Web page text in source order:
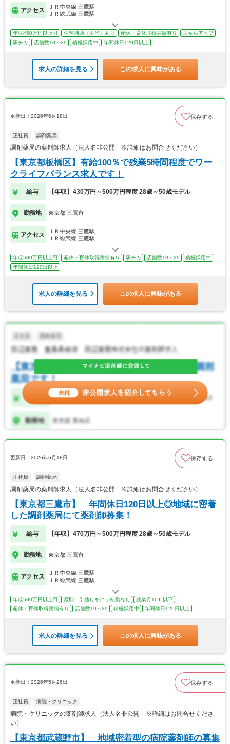
アクセス
ＪＲ中央線 三鷹駅
ＪＲ総武線 三鷹駅
年収450万円以上可 住宅補助（手当）あり 産休・育休取得実績有り
スキルアップ
駅チカ
店舗数10～29 積極採用中 年間休日120日以上
求人の詳細を見る この求人に興味がある
更新日：2026年6月18日 保存する
正社員 調剤薬局
調剤薬局の薬剤師求人（法人名非公開 ※詳細はお問合せください）
【東京都板橋区】有給100％で残業5時間程度でワー
クライフバランス求人です！
給与 【年収】430万円～500万円程度 28歳～50歳モデル
勤務地 東京都 三鷹市
アクセス
ＪＲ中央線 三鷹駅
ＪＲ総武線 三鷹駅
年収500万円以上可 産休・育休取得実績有り 駅チカ 店舗数10～29
積極採用中
年間休日120日以上
求人の詳細を見る この求人に興味がある
更新日：2026年6月18日 保存する
正社員 調剤薬局
調剤薬局の薬剤師求人（法人名非公開 ※詳細はお問合せください）
【東京都三鷹市】 年間休日120日以上◎地域に密着
した調剤薬局にて薬剤師募集！
給与 【年収】470万円～500万円程度 28歳～50歳モデル
勤務地 東京都 三鷹市
アクセス
ＪＲ中央線 三鷹駅
ＪＲ総武線 三鷹駅
年収500万円以上可 原則、引越しを伴う転勤なし
残業月10ｈ以下
産休・育休取得実績有り
店舗数10～29 積極採用中 年間休日120日以上
求人の詳細を見る この求人に興味がある
更新日：2026年5月26日 保存する
正社員 病院・クリニック
病院・クリニックの薬剤師求人（法人名非公開 ※詳細はお問合せくださ
い）
【東京都武蔵野市】 地域密着型の病院薬剤師の募集